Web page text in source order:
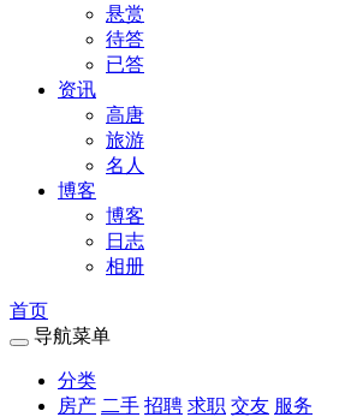
悬赏
待答
已答
资讯
高唐
旅游
名人
博客
博客
日志
相册
首页
导航菜单
分类
房产 二手 招聘 求职 交友 服务